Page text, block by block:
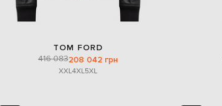
TOM FORD
416 083208 042 грн
XXL4XL5XL